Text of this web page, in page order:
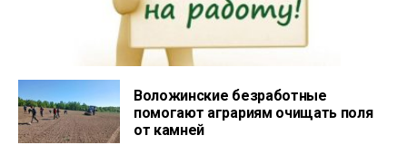
Воложинские безработные
помогают аграриям очищать поля
от камней